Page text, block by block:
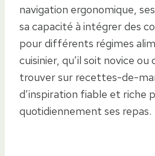
navigation ergonomique,
sa capacité à intégrer des
pour différents régimes
cuisinier, qu’il soit novice
trouver sur recettes-de-
d’inspiration fiable et riche
quotidiennement ses repas.